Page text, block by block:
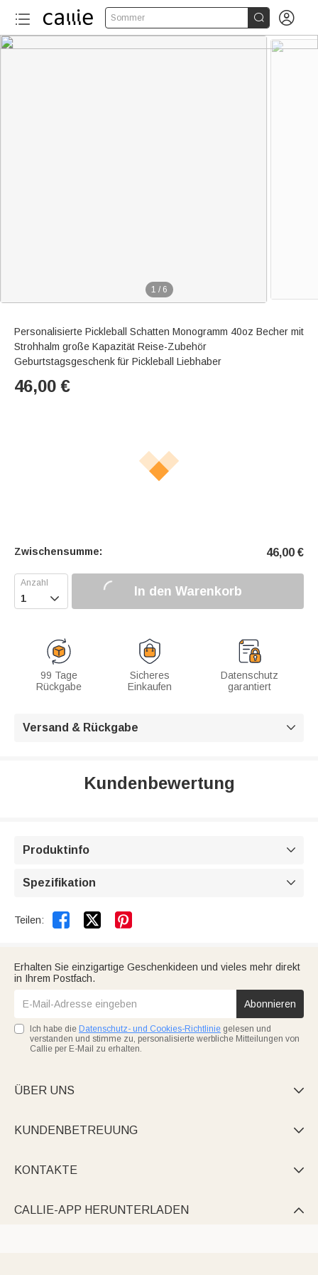
Sommer  
1 / 6
Personalisierte Pickleball Schatten Monogramm 40oz Becher mit
Strohhalm große Kapazität Reise-Zubehör
Geburtstagsgeschenk für Pickleball Liebhaber
46,00 €
Zwischensumme: 46,00 €
 In den Warenkorb
99 Tage
Rückgabe
Sicheres
Einkaufen
Datenschutz
garantiert
Versand & Rückgabe 
Kundenbewertung
Produktinfo 
Spezifikation 
Teilen:  
Erhalten Sie einzigartige Geschenkideen und vieles mehr direkt
in Ihrem Postfach.
Abonnieren
Ich habe die Datenschutz- und Cookies-Richtlinie gelesen und
verstanden und stimme zu, personalisierte werbliche Mitteilungen von
Callie per E-Mail zu erhalten.
ÜBER UNS 
KUNDENBETREUUNG 
KONTAKTE 
CALLIE-APP HERUNTERLADEN 